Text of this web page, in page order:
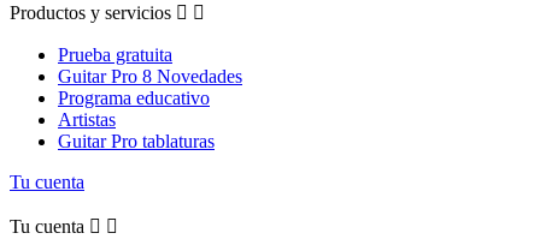
Productos y servicios  
Prueba gratuita
Guitar Pro 8 Novedades
Programa educativo
Artistas
Guitar Pro tablaturas
Tu cuenta
Tu cuenta  